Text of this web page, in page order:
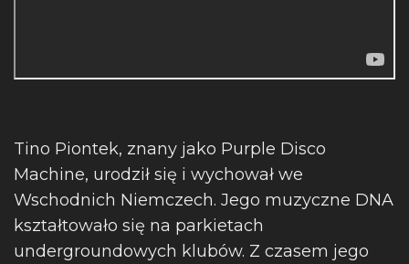
Tino Piontek, znany jako Purple Disco
Machine, urodził się i wychował we
Wschodnich Niemczech. Jego muzyczne DNA
kształtowało się na parkietach
undergroundowych klubów. Z czasem jego